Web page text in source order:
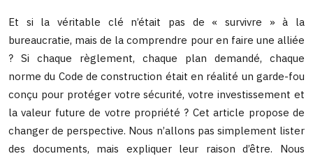
Et si la véritable clé n’était pas de « survivre » à la
bureaucratie, mais de la comprendre pour en faire une alliée
? Si chaque règlement, chaque plan demandé, chaque
norme du Code de construction était en réalité un garde-fou
conçu pour protéger votre sécurité, votre investissement et
la valeur future de votre propriété ? Cet article propose de
changer de perspective. Nous n’allons pas simplement lister
des documents, mais expliquer leur raison d’être. Nous